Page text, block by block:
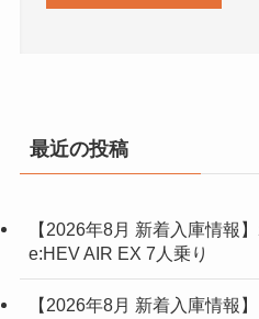
最近の投稿
【2026年8月 新着入庫情報
e:HEV AIR EX 7人乗り
【2026年8月 新着入庫情報